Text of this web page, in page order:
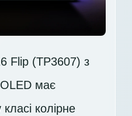
Flip (TP3607) з
має
колірне